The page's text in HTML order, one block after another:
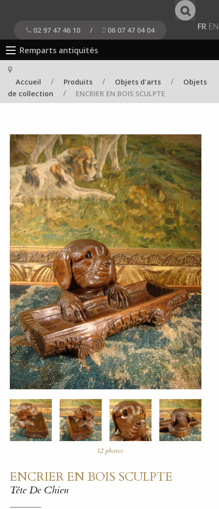
02 97 47 46 10 / 06 07 47 04 04 FR EN
Remparts antiquités
Accueil / Produits / Objets d'arts /
Objets
de collection
/ ENCRIER EN BOIS SCULPTE
ENCRIER EN BOIS SCULPTE
Tête De Chien